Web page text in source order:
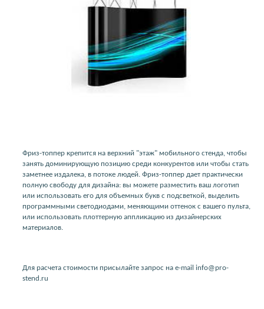
Фриз-топпер крепится на верхний "этаж" мобильного стенда, чтобы
занять доминирующую позицию среди конкурентов или чтобы стать
заметнее издалека, в потоке людей. Фриз-топпер дает практически
полную свободу для дизайна: вы можете разместить ваш логотип
или использовать его для объемных букв с подсветкой, выделить
программными светодиодами, меняющими оттенок с вашего пульта,
или использовать плоттерную аппликацию из дизайнерских
материалов.
Для расчета стоимости присылайте запрос на e-mail info@pro-
stend.ru